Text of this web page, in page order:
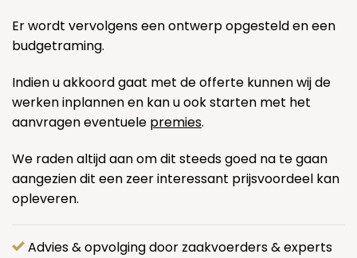
Er wordt vervolgens een ontwerp opgesteld en een
budgetraming.
Indien u akkoord gaat met de offerte kunnen wij de
werken inplannen en kan u ook starten met het
aanvragen eventuele premies.
We raden altijd aan om dit steeds goed na te gaan
aangezien dit een zeer interessant prijsvoordeel kan
opleveren.
Advies & opvolging door zaakvoerders & experts